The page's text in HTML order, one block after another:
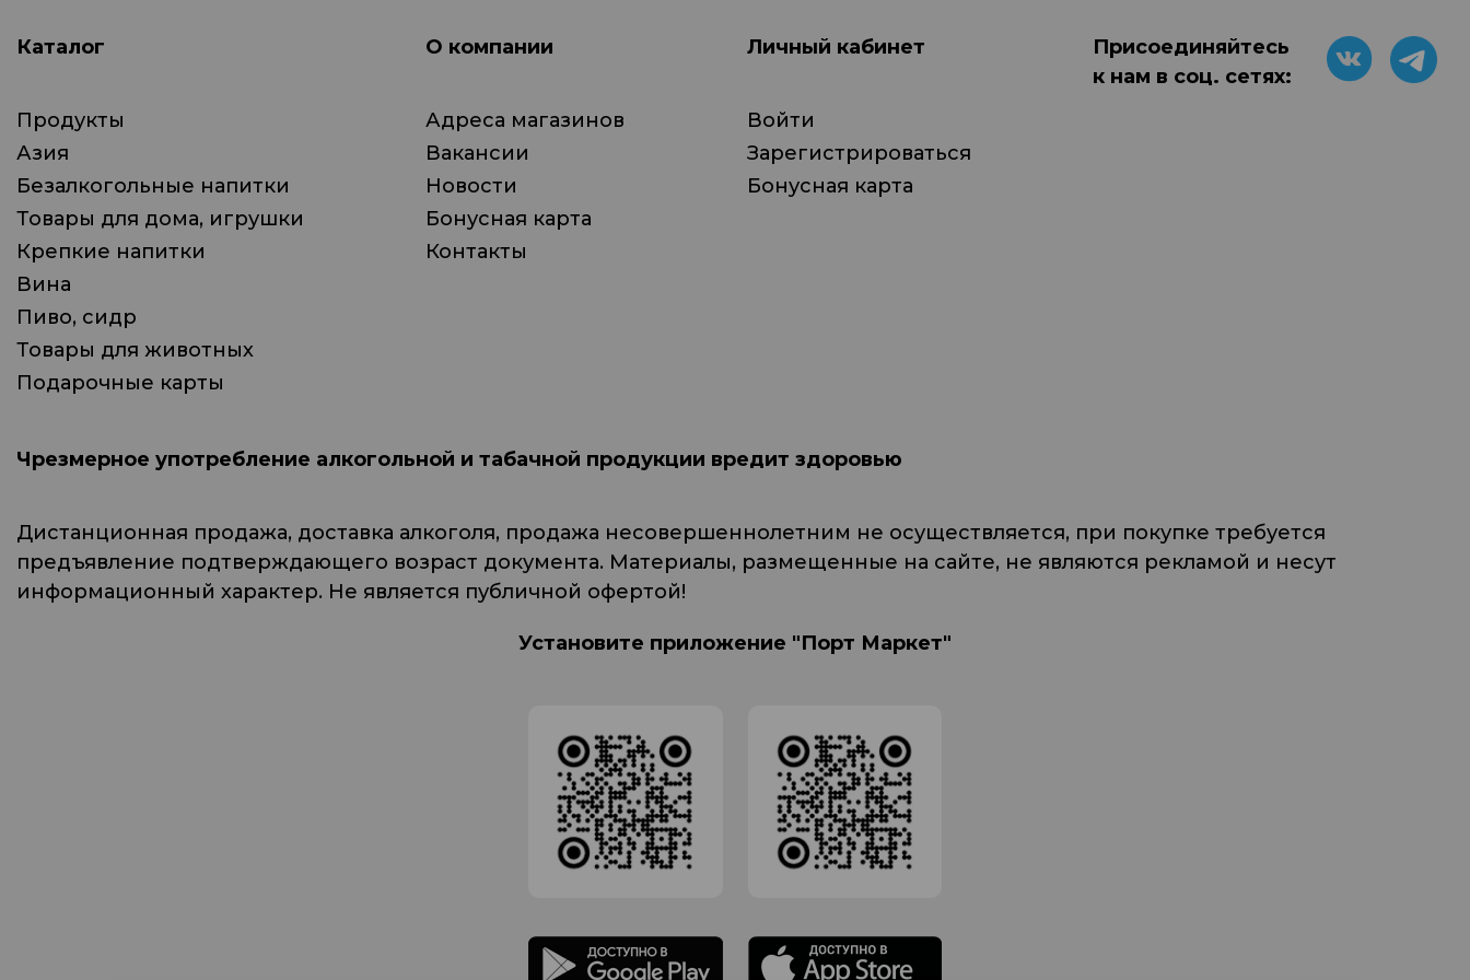
Каталог
Продукты
Азия
Безалкогольные напитки
Товары для дома, игрушки
Крепкие напитки
Вина
Пиво, сидр
Товары для животных
Подарочные карты
О компании
Адреса магазинов
Вакансии
Новости
Бонусная карта
Контакты
Личный кабинет
Войти
Зарегистрироваться
Бонусная карта
Присоединяйтесь
к нам в соц. сетях:
Чрезмерное употребление алкогольной и табачной продукции вредит здоровью
Дистанционная продажа, доставка алкоголя, продажа несовершеннолетним не осуществляется, при покупке требуется
предъявление подтверждающего возраст документа. Материалы, размещенные на сайте, не являются рекламой и несут
информационный характер. Не является публичной офертой!
Установите приложение "Порт Маркет"